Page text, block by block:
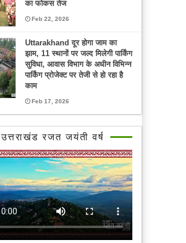
का फोकस तेज
Feb 22, 2026
Uttarakhand दूर होगा जाम का
झाम, 11 स्थानों पर जल्द मिलेगी पार्किंग
सुविधा, आवास विभाग के अधीन विभिन्न
पार्किंग प्रोजेक्ट पर तेजी से हो रहा है
काम
Feb 17, 2026
उत्तराखंड रजत जयंती वर्ष